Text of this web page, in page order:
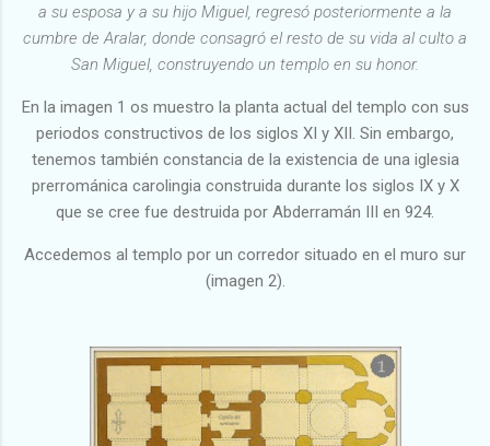
a su esposa y a su hijo Miguel, regresó posteriormente a la
cumbre de Aralar, donde consagró el resto de su vida al culto a
San Miguel, construyendo un templo en su honor.
En la imagen 1 os muestro la planta actual del templo con sus
periodos constructivos de los siglos XI y XII. Sin embargo,
tenemos también constancia de la existencia de una iglesia
prerrománica carolingia construida durante los siglos IX y X
que se cree fue destruida por Abderramán III en 924.
Accedemos al templo por un corredor situado en el muro sur
(imagen 2).